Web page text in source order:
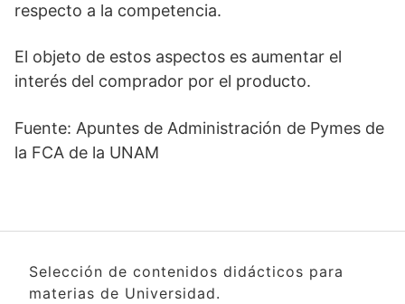
respecto a la competencia.
El objeto de estos aspectos es aumentar el
interés del comprador por el producto.
Fuente: Apuntes de Administración de Pymes de
la FCA de la UNAM
Selección de contenidos didácticos para
materias de Universidad.